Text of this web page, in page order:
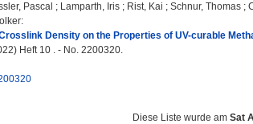
Pascal ; Lamparth, Iris ; Rist, Kai ; Schnur, Thomas ;
:
Density on the Properties of UV-curable
Heft 10 . - No. 2200320.
Diese Liste wurde am Sat